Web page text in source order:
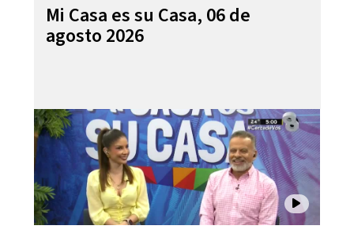
Mi Casa es su Casa, 06 de
agosto 2026